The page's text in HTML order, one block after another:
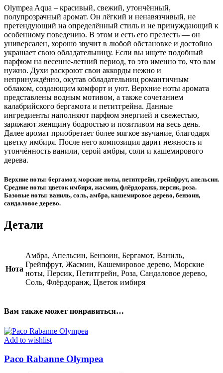
Olympea Aqua – красивый, свежий, утончённый,
полупрозрачный аромат. Он лёгкий и ненавязчивый, не
претендующий на определённый стиль и не принуждающий к
особенному поведению. В этом и есть его прелесть — он
универсален, хорошо звучит в любой обстановке и достойно
украшает свою обладательницу. Если вы ищете подобный
парфюм на весенне-летний период, то это именно то, что вам
нужно. Духи раскроют свои аккорды нежно и
непринуждённо, окутав обладательниц романтичным
облаком, создающим комфорт и уют. Верхние ноты аромата
представлены водным мотивом, а также сочетанием
калабрийского бергамота и петитгрейна. Данные
ингредиенты наполняют парфюм энергией и свежестью,
заряжают женщину бодростью и позитивом на весь день.
Далее аромат приобретает более мягкое звучание, благодаря
цветку имбиря. После него композиция дарит нежность и
утончённость ванили, серой амбры, соли и кашемирового
дерева.
Верхние ноты: бергамот, морские ноты, петитгрейн, грейпфрут, апельсин.
Средние ноты: цветок имбиря, жасмин, флёрдоранж, персик, роза.
Базовые ноты: ваниль, соль, амбра, кашемировое дерево, бензоин,
сандаловое дерево.
Детали
Нота
Амбра, Апельсин, Бензоин, Бергамот, Ваниль,
Грейпфрут, Жасмин, Кашемировое дерево, Морские
ноты, Персик, Петитгрейн, Роза, Сандаловое дерево,
Соль, Флёрдоранж, Цветок имбиря
Вам также может понравиться…
Add to wishlist
Paco Rabanne Olympea